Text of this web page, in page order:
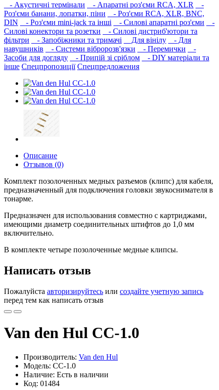
- Акустичні термінали - Апаратні роз'єми RCA, XLR
-
Роз'єми банани, лопатки, піни
- Роз'єми RCA, XLR, BNC,
DIN
- Роз'єми mini-jack та інші - Силові апаратні роз'єми
-
Силові конектори та розетки
- Силові дистриб'ютори та
фільтри
- Запобіжники та тримачі Для вінілу
- Для
навушників‎
- Системи вібророзв'язки - Перемички
-
Засоби для догляду
- Припій зі сріблом
- DIY матеріали та
інше Спецпропозиції Спецпредложения
Описание
Отзывов (0)
Комплект позолоченных медных разъемов (клипс) для кабеля,
предназначенный для подключения головки звукоснимателя в
тонарме.
Предназначен для использования совместно с картриджами,
имеющими диаметр соединительных штифтов до 1,0 мм
включительно.
В комплекте четыре позолоченные медные клипсы.
Написать отзыв
Пожалуйста авторизируйтесь или создайте учетную запись
перед тем как написать отзыв
Van den Hul CC-1.0
Производитель: Van den Hul
Модель: CC-1.0
Наличие: Есть в наличии
Код: 01484